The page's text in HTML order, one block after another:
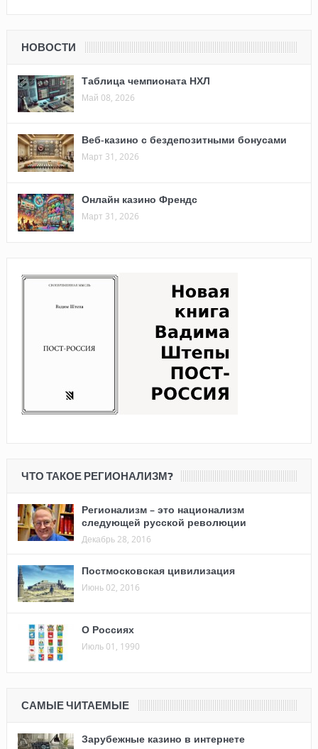
НОВОСТИ
Таблица чемпионата НХЛ
Май 08, 2026
Веб-казино с бездепозитными бонусами
Март 31, 2026
Онлайн казино Френдс
Март 31, 2026
ЧТО ТАКОЕ РЕГИОНАЛИЗМ?
Регионализм – это национализм
следующей русской революции
Декабрь 28, 2016
Постмосковская цивилизация
Июнь 02, 2016
О Россиях
Июль 01, 1990
САМЫЕ ЧИТАЕМЫЕ
Зарубежные казино в интернете